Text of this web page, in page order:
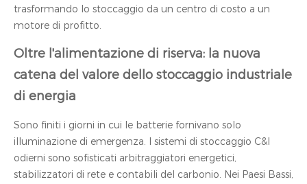
trasformando lo stoccaggio da un centro di costo a un
motore di profitto.
Oltre l'alimentazione di riserva: la nuova
catena del valore dello stoccaggio industriale
di energia
Sono finiti i giorni in cui le batterie fornivano solo
illuminazione di emergenza. I sistemi di stoccaggio C&I
odierni sono sofisticati arbitraggiatori energetici,
stabilizzatori di rete e contabili del carbonio. Nei Paesi Bassi,